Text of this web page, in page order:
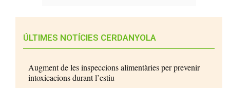
ÚLTIMES NOTÍCIES CERDANYOLA
Augment de les inspeccions alimentàries per prevenir
intoxicacions durant l’estiu